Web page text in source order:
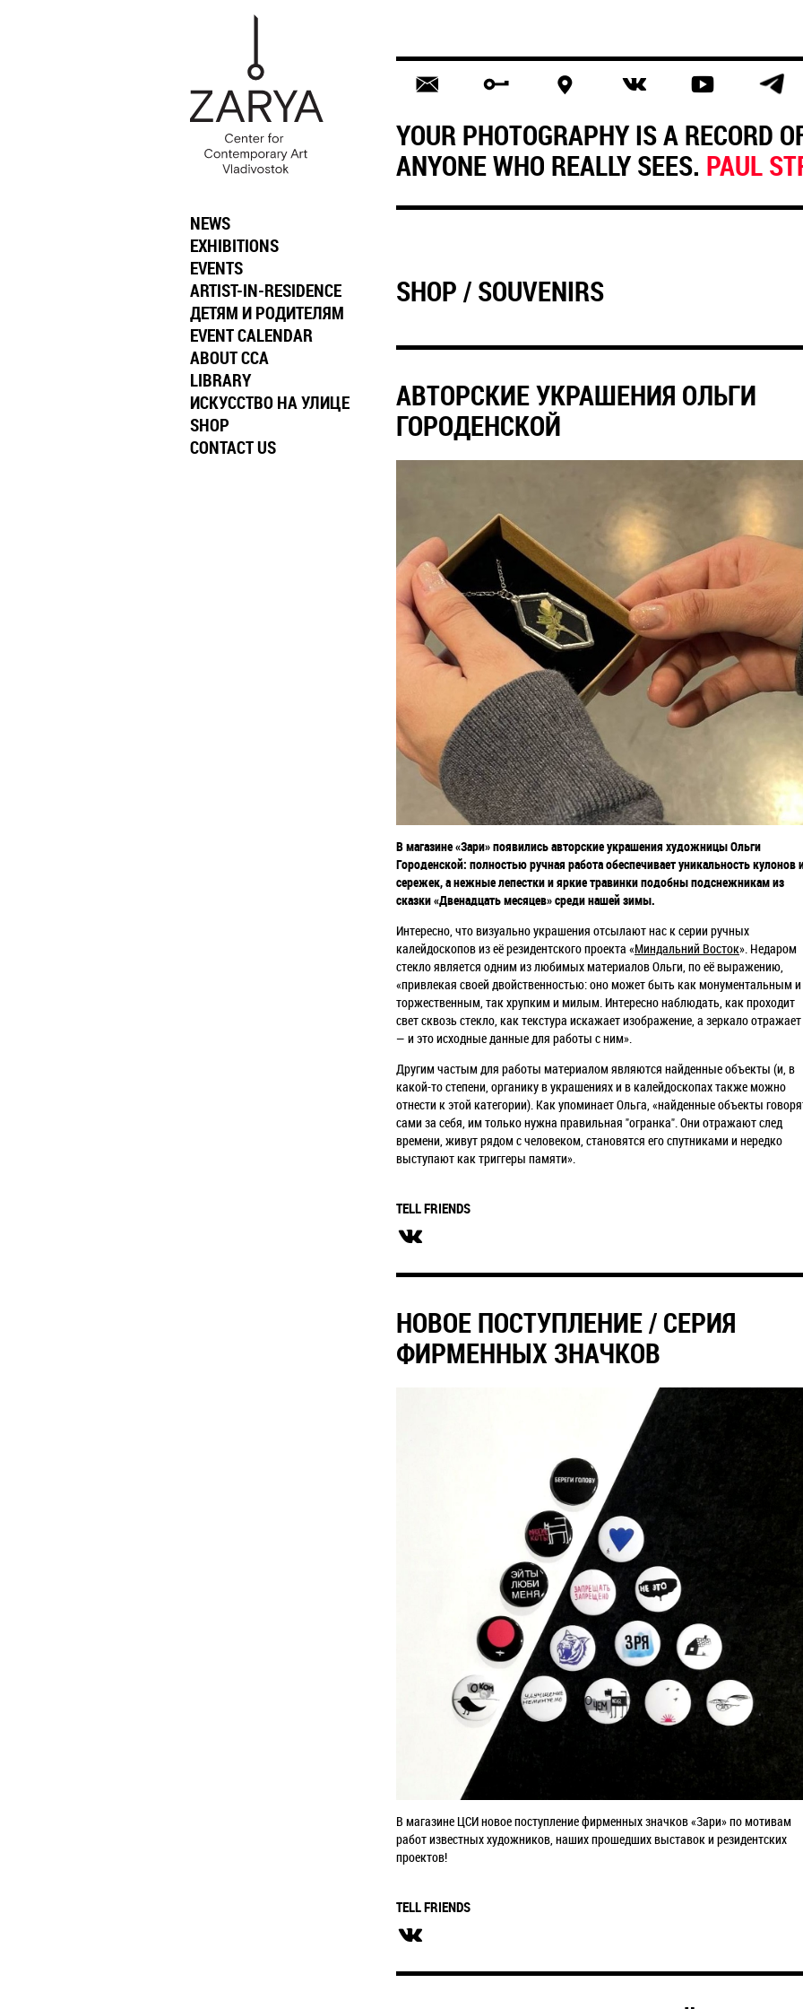
YOUR PHOTOGRAPHY IS A RECORD
ANYONE WHO REALLY SEES. PAUL
SHOP / SOUVENIRS
АВТОРСКИЕ УКРАШЕНИЯ ОЛЬГИ
ГОРОДЕНСКОЙ
В магазине «Зари» появились авторские украшения художницы Ольги
Городенской: полностью ручная работа обеспечивает уникальность кулонов
сережек, а нежные лепестки и яркие травинки подобны подснежникам из
сказки «Двенадцать месяцев» среди нашей зимы.
Интересно, что визуально украшения отсылают нас к серии ручных
калейдоскопов из её резидентского проекта «Миндальний Восток». Недаром
стекло является одним из любимых материалов Ольги, по её выражению,
«привлекая своей двойственностью: оно может быть как монументальным и
торжественным, так хрупким и милым. Интересно наблюдать, как проходит
свет сквозь стекло, как текстура искажает изображение, а зеркало отражает
— и это исходные данные для работы с ним».
Другим частым для работы материалом являются найденные объекты (и, в
какой-то степени, органику в украшениях и в калейдоскопах также можно
отнести к этой категории). Как упоминает Ольга, «найденные объекты
сами за себя, им только нужна правильная "огранка". Они отражают след
времени, живут рядом с человеком, становятся его спутниками и нередко
выступают как триггеры памяти».
TELL FRIENDS
НОВОЕ ПОСТУПЛЕНИЕ / СЕРИЯ
ФИРМЕННЫХ ЗНАЧКОВ
В магазине ЦСИ новое поступление фирменных значков «Зари» по мотивам
работ известных художников, наших прошедших выставок и резидентских
проектов!
TELL FRIENDS
NEWS
EXHIBITIONS
EVENTS
ARTIST-IN-RESIDENCE
ДЕТЯМ И РОДИТЕЛЯМ
EVENT CALENDAR
ABOUT CCA
LIBRARY
ИСКУССТВО НА УЛИЦЕ
SHOP
CONTACT US